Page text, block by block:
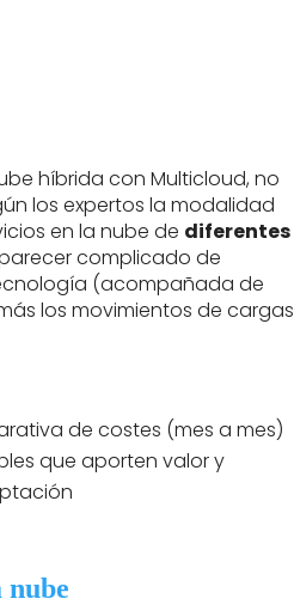
híbrida con Multicloud, no
los expertos la modalidad
en la nube de diferentes
complicado de
(acompañada de
los movimientos de cargas
de costes (mes a mes)
que aporten valor y
nube